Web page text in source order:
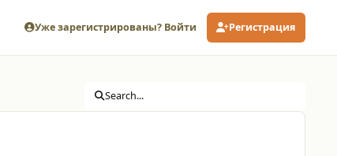
Уже зарегистрированы? Войти Регистрация
Search...